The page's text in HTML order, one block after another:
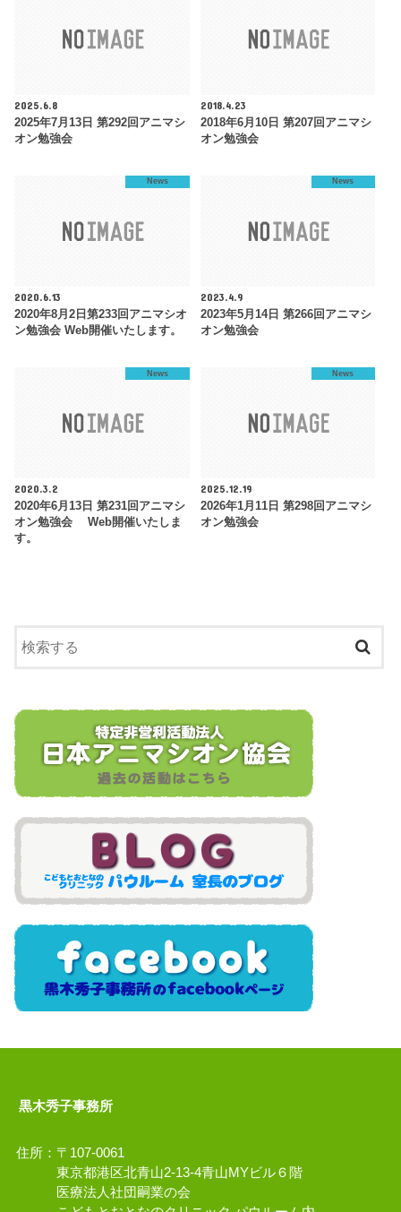
2025.6.8
2025年7月13日 第292回アニマシ
オン勉強会
2018.4.23
2018年6月10日 第207回アニマシ
オン勉強会
News
2020.6.13
2020年8月2日第233回アニマシオ
ン勉強会 Web開催いたします。
News
2023.4.9
2023年5月14日 第266回アニマシ
オン勉強会
News
2020.3.2
2020年6月13日 第231回アニマシ
オン勉強会 Web開催いたしま
す。
News
2025.12.19
2026年1月11日 第298回アニマシ
オン勉強会
黒木秀子事務所
住所：〒107-0061
東京都港区北青山2-13-4青山MYビル６階
医療法人社団嗣業の会